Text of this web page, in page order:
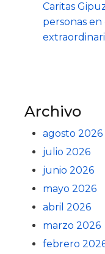
Caritas
personas
Archivo
agosto 2026
julio 2026
junio 2026
mayo 2026
abril 2026
marzo 2026
febrero